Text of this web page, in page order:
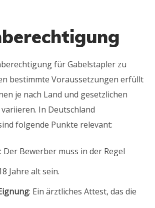
für Gabelstapler zu
bestimmte Voraussetzungen erfüllt
je nach Land und gesetzlichen
In Deutschland
folgende Punkte relevant:
: Der Bewerber muss in der Regel
Jahre alt sein.
: Ein ärztliches Attest, das die